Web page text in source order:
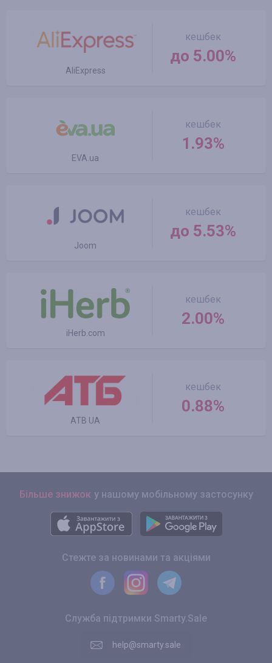
AliExpress
кешбек
до 5.00%
EVA.ua
кешбек
1.93%
Joom
кешбек
до 5.53%
iHerb.com
кешбек
2.00%
ATB UA
кешбек
0.88%
Більше знижок у нашому мобільному застосунку
Стежте за новинами та акціями
Служба підтримки Smarty.Sale
help@smarty.sale